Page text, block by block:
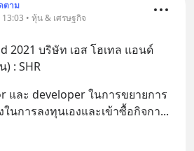
ตาม
13:03 • หุ้น & เศรษฐกิจ
2021 บริษัท เอส โฮเทล แอนด์
: SHR
และ developer ในการขยายการ
นการลงทุนเองและเข้าซื้อกิจกา